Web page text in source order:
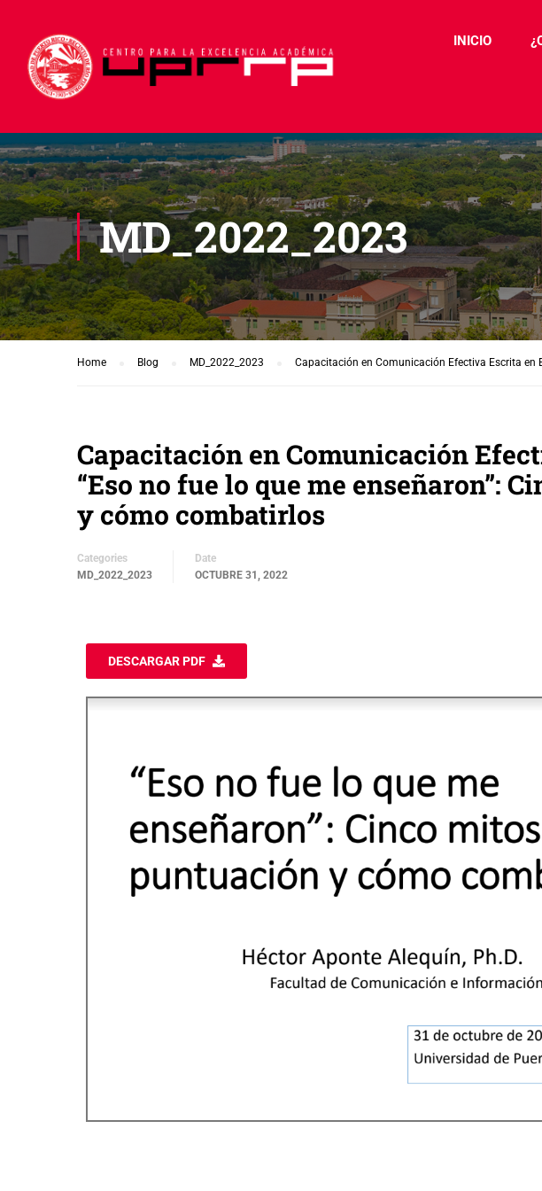
INICIO
MD_2022_2023
Home Blog MD_2022_2023 Capacitación en Comunicación Efectiva Escrita en
Capacitación en Comunicación
“Eso no fue lo que me enseñaron”:
y cómo combatirlos
Categories
MD_2022_2023
Date
OCTUBRE 31, 2022
DESCARGAR PDF